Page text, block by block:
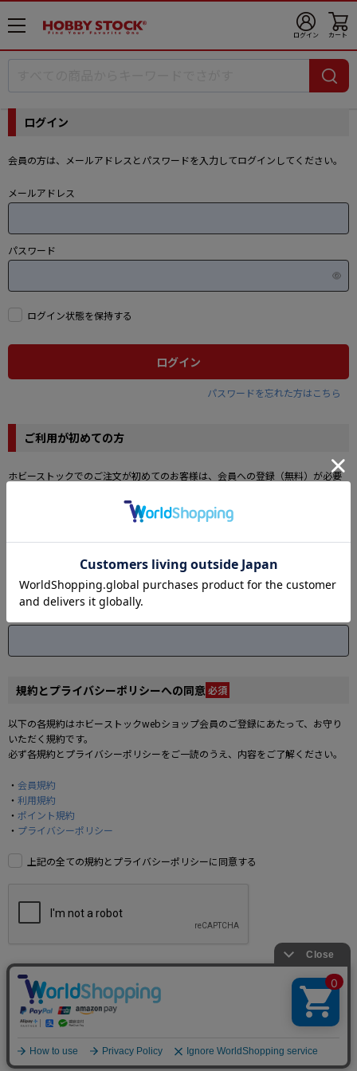
メ
ニ
ュ
開
ログイン カート
ログイン
会員の方は、メールアドレスとパスワードを入力してログインしてください。
メールアドレス
パスワード
ログイン状態を保持する
ログイン
パスワードを忘れた方はこちら
ご利用が初めての方
ホビーストックでのご注文が初めてのお客様は、会員への登録（無料）が必要
登録するメールアドレスを入力してください。
入力したメールアドレスに「認証コード」をお送りします。
メールに記載される「認証コード」は、次の画面で会員情報登録時に入力が必
要になります。
規約とプライバシーポリシーへの同意 必須
以下の各規約はホビーストックwebショップ会員のご登録にあたって、お守り
いただく規約です。
必ず各規約とプライバシーポリシーをご一読のうえ、内容をご了解ください。
会員規約
利用規約
ポイント規約
プライバシーポリシー
上記の全ての規約とプライバシーポリシーに同意する
認証コードを送信し会員情報の入力に進む